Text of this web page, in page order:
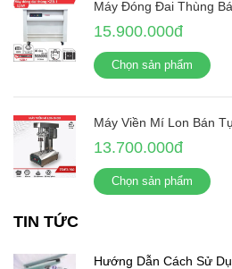
Máy Đóng Đai Thùng
15.900.000đ
Chọn sản phẩm
Máy Viền Mí Lon Bán
13.700.000đ
Chọn sản phẩm
TIN TỨC
Hướng Dẫn Cách Sử